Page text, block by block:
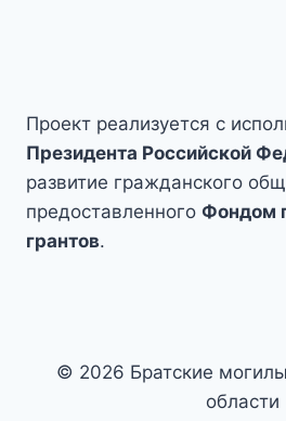
Проект реализуется с
Президента Российской
развитие гражданского
предоставленного Фондом
грантов.
© 2026 Братские
области